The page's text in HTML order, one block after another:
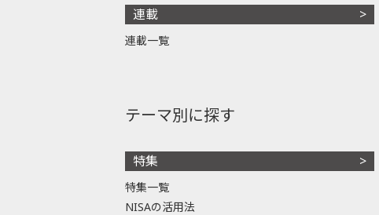
連載
連載一覧
テーマ別に探す
特集
特集一覧
NISAの活用法